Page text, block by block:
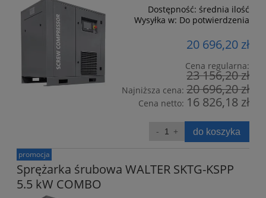
Dostępność: średnia ilość
Wysyłka w: Do potwierdzenia
20 696,20 zł
Cena regularna:
23 156,20 zł
Najniższa cena: 20 696,20 zł
Cena netto: 16 826,18 zł
do koszyka
Sprężarka śrubowa WALTER SKTG-KSPP
5.5 kW COMBO
promocja